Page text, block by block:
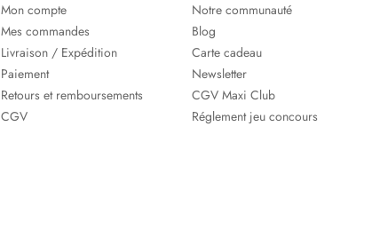
Mon compte
Mes commandes
Livraison / Expédition
Paiement
Retours et remboursements
CGV
Notre communauté
Blog
Carte cadeau
Newsletter
CGV Maxi Club
Réglement jeu concours